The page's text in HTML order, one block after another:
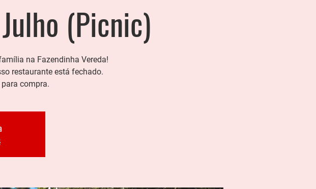
(Picnic)
na Fazendinha Vereda!
restaurante está fechado.
compra.